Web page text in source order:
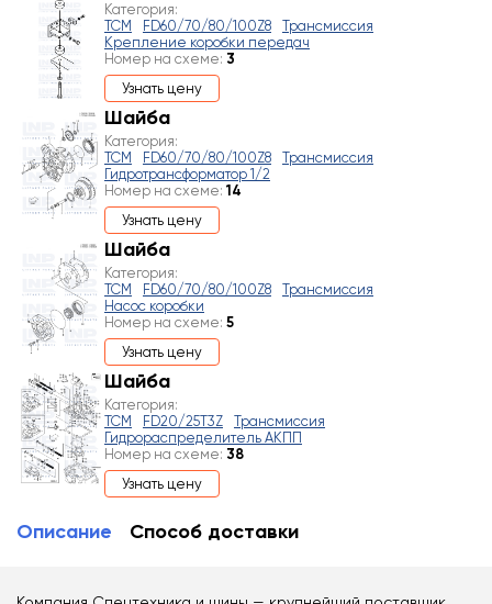
Категория:
TCM
FD60/70/80/100Z8
Трансмиссия
Крепление коробки передач
Номер на схеме: 3
Узнать цену
Шайба
Категория:
TCM
FD60/70/80/100Z8
Трансмиссия
Гидротрансформатор 1/2
Номер на схеме: 14
Узнать цену
Шайба
Категория:
TCM
FD60/70/80/100Z8
Трансмиссия
Насос коробки
Номер на схеме: 5
Узнать цену
Шайба
Категория:
TCM
FD20/25T3Z
Трансмиссия
Гидрораспределитель АКПП
Номер на схеме: 38
Узнать цену
Описание Способ доставки